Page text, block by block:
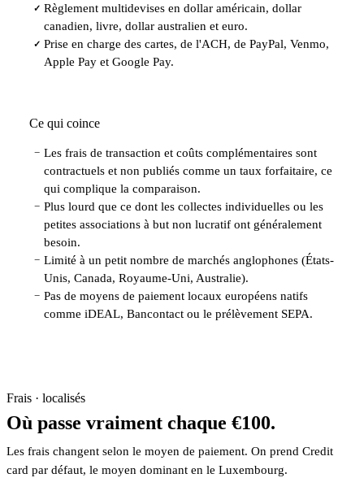
✓ Règlement multidevises en dollar américain, dollar
canadien, livre, dollar australien et euro.
✓ Prise en charge des cartes, de l'ACH, de PayPal, Venmo,
Apple Pay et Google Pay.
Ce qui coince
− Les frais de transaction et coûts complémentaires sont
contractuels et non publiés comme un taux forfaitaire, ce
qui complique la comparaison.
− Plus lourd que ce dont les collectes individuelles ou les
petites associations à but non lucratif ont généralement
besoin.
− Limité à un petit nombre de marchés anglophones (États-
Unis, Canada, Royaume-Uni, Australie).
− Pas de moyens de paiement locaux européens natifs
comme iDEAL, Bancontact ou le prélèvement SEPA.
Frais · localisés
Où passe vraiment chaque €100.
Les frais changent selon le moyen de paiement. On prend Credit
card par défaut, le moyen dominant en le Luxembourg.